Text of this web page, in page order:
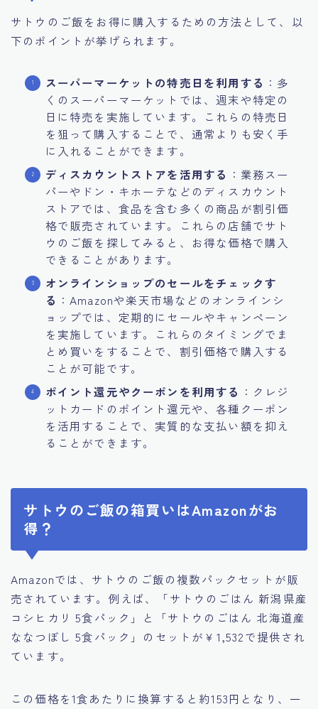
サトウのご飯をお得に購入するための方法として、以
下のポイントが挙げられます。
スーパーマーケットの特売日を利用する ：​多
くのスーパーマーケットでは、週末や特定の
日に特売を実施しています。これらの特売日
を狙って購入することで、通常よりも安く手
に入れることができます。​
ディスカウントストアを活用する ：​業務スー
パーやドン・キホーテなどのディスカウント
ストアでは、食品を含む多くの商品が割引価
格で販売されています。これらの店舗でサト
ウのご飯を探してみると、お得な価格で購入
できることがあります。​
オンラインショップのセールをチェックす
る ：​Amazonや楽天市場などのオンラインシ
ョップでは、定期的にセールやキャンペーン
を実施しています。これらのタイミングでま
とめ買いをすることで、割引価格で購入する
ことが可能です。​
ポイント還元やクーポンを利用する ：​クレジ
ットカードのポイント還元や、各種クーポン
を活用することで、実質的な支払い額を抑え
ることができます。​
サトウのご飯の箱買いはAmazonがお
得？
Amazonでは、サトウのご飯の複数パックセットが販
売されています。​例えば、「サトウのごはん 新潟県産
コシヒカリ 5食パック」と「サトウのごはん 北海道産
ななつぼし 5食パック」のセットが￥1,532で提供され
ています。 ​
この価格を1食あたりに換算すると約153円となり、一